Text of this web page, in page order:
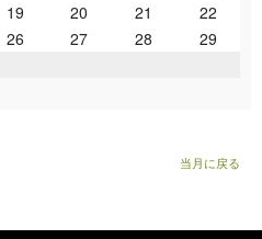
19 20 21
22
26 27 28
29
当月に戻る